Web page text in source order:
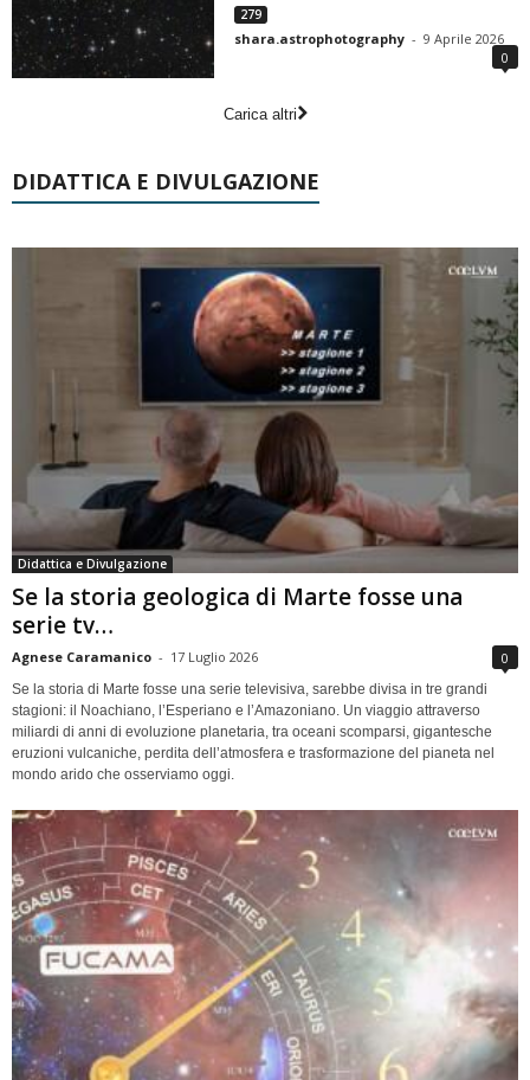
279
shara.astrophotography - 9 Aprile 2026
0
Carica altri
DIDATTICA E DIVULGAZIONE
Didattica e Divulgazione
Se la storia geologica di Marte fosse una
serie tv…
Agnese Caramanico - 17 Luglio 2026 0
Se la storia di Marte fosse una serie televisiva, sarebbe divisa in tre grandi
stagioni: il Noachiano, l’Esperiano e l’Amazoniano. Un viaggio attraverso
miliardi di anni di evoluzione planetaria, tra oceani scomparsi, gigantesche
eruzioni vulcaniche, perdita dell’atmosfera e trasformazione del pianeta nel
mondo arido che osserviamo oggi.